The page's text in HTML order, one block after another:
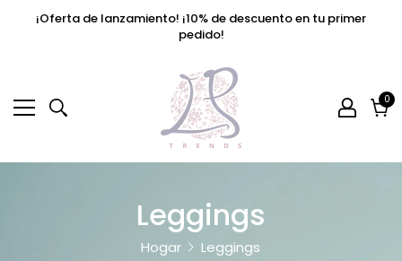
¡Oferta de lanzamiento! ¡10% de descuento en tu primer
pedido!
00
Leggings
Hogar Leggings